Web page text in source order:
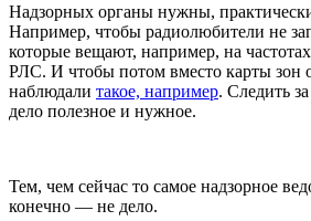
Надзорных органы нужны,
Например, чтобы радиолюбители не
которые вещают, например, на
РЛС. И чтобы потом вместо карты зон
наблюдали такое, например. Следить
дело полезное и нужное.
Тем, чем сейчас то самое надзорное
конечно — не дело.